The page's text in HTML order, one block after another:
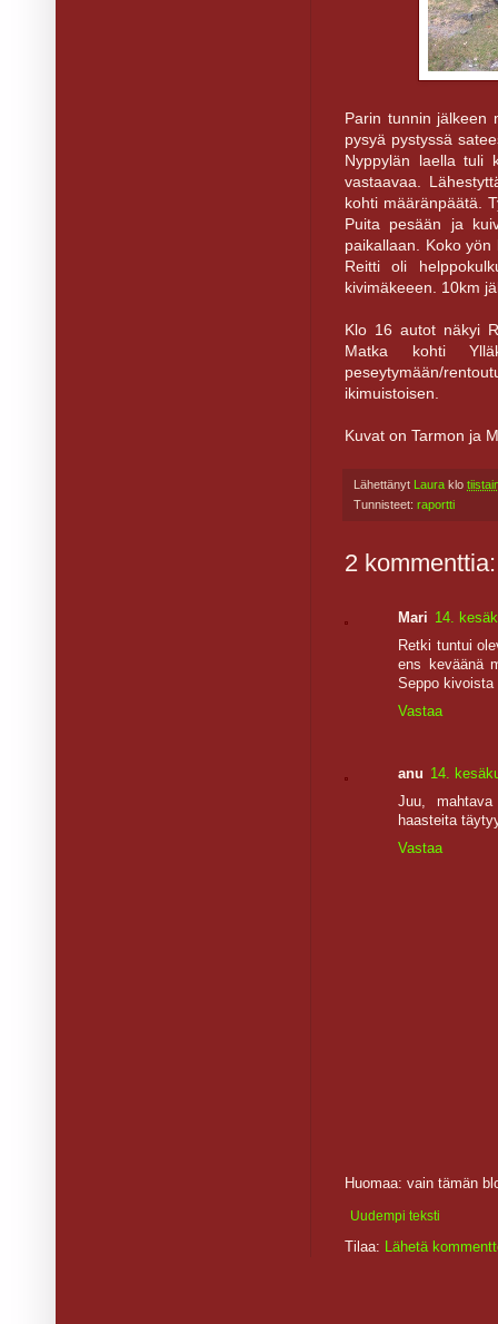
Parin tunnin jälkeen
pysyä pystyssä
Nyppylän laella tuli
vastaavaa.
kohti määränpäätä.
Puita pesään ja
paikallaan. Koko
Reitti oli
kivimäkeeen. 10km
Klo 16 autot näkyi
Matka kohti
peseytymään/
ikimuistoisen.
Kuvat on Tarmon ja
Lähettänyt Laura klo
Tunnisteet: raportti
2 kommenttia:
Mari 14.
Retki tuntui
ens keväänä
Seppo kivoista
Vastaa
anu 14.
Juu,
haasteita
Vastaa
Huomaa: vain tämän
Uudempi teksti
Tilaa: Lähetä